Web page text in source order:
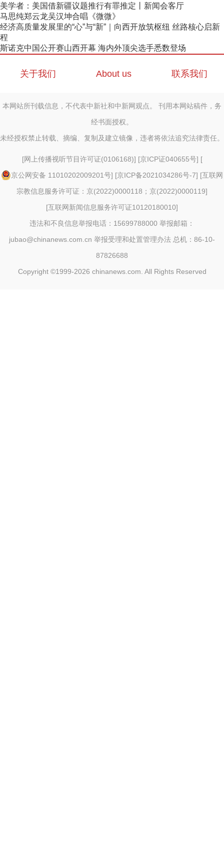
美学者：美国借新疆议题推行有罪推定丨新闻会客厅
马思纯郑云龙吴汉坤合唱《微微》
经济高质量发展里的“心”与“新”｜向西开放筑枢纽 丝路核心启新
程
斯诺克中国公开赛山西开幕 海内外顶尖选手悉数登场
关于我们 About us 联系我们
本网站所刊载信息，不代表中新社和中新网观点。 刊用本网站稿件，务
经书面授权。
未经授权禁止转载、摘编、复制及建立镜像，违者将依法追究法律责任。
[网上传播视听节目许可证(0106168)] [京ICP证040655号] [
京公网安备 11010202009201号] [京ICP备2021034286号-7] [互联网
宗教信息服务许可证：京(2022)0000118；京(2022)0000119]
[互联网新闻信息服务许可证10120180010]
违法和不良信息举报电话：15699788000 举报邮箱：
jubao@chinanews.com.cn 举报受理和处置管理办法 总机：86-10-
87826688
Copyright ©1999-2026 chinanews.com. All Rights Reserved